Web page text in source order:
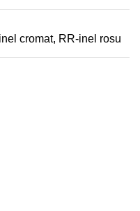
cromat, RR-inel rosu